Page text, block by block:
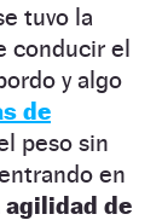
tuvo la
conducir el
y algo
de
peso sin
en
agilidad de